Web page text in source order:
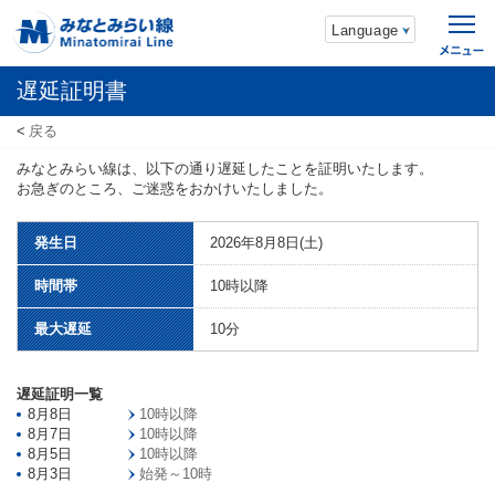
Language
遅延証明書
戻る
みなとみらい線は、以下の通り遅延したことを証明いたします。
お急ぎのところ、ご迷惑をおかけいたしました。
発生日 2026年8月8日(土)
時間帯 10時以降
最大遅延 10分
遅延証明一覧
8月8日
10時以降
8月7日
10時以降
8月5日
10時以降
8月3日
始発～10時